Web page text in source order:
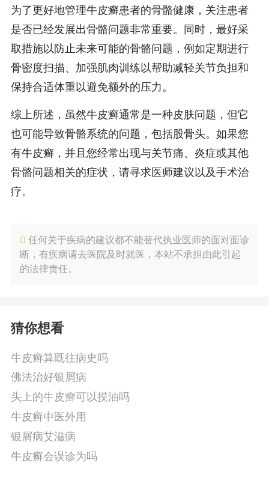
为了更好地管理牛皮癣患者的骨骼健康，关注患者
是否已经发展出骨骼问题非常重要。同时，最好采
取措施以防止未来可能的骨骼问题，例如定期进行
骨密度扫描、加强肌肉训练以帮助减轻关节负担和
保持合适体重以避免额外的压力。
综上所述，虽然牛皮癣通常是一种皮肤问题，但它
也可能导致骨骼系统的问题，包括股骨头。如果您
有牛皮癣，并且您经常出现与关节痛、炎症或其他
骨骼问题相关的症状，请寻求医师建议以及手术治
疗。
任何关于疾病的建议都不能替代执业医师的面对面诊
断，有疾病请去医院及时就医，本站不承担由此引起
的法律责任。
猜你想看
牛皮癣算既往病史吗
佛法治好银屑病
头上的牛皮癣可以摸油吗
牛皮癣中医外用
银屑病艾滋病
牛皮癣会误诊为吗